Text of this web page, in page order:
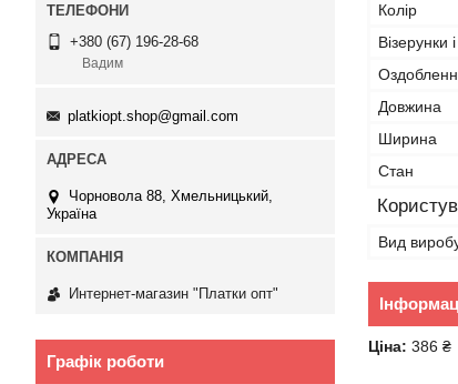
Колір
Візерунки
Довжина
Ширина
Стан
Вид
Ціна: 386 ₴
+380 (67) 196-28-68
Вадим
platkiopt.shop@gmail.com
Чорновола 88, Хмельницький,
Україна
Интернет-магазин "Платки опт"
Графік роботи